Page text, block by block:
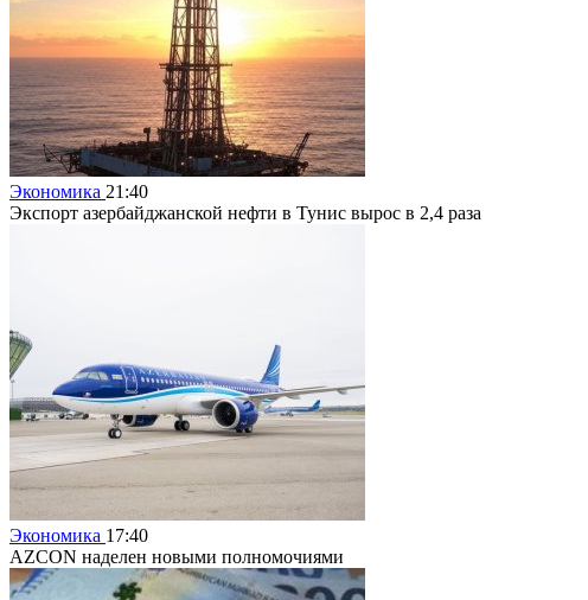
Экономика 21:40
Экспорт азербайджанской нефти в Тунис вырос в 2,4 раза
Экономика 17:40
AZCON наделен новыми полномочиями